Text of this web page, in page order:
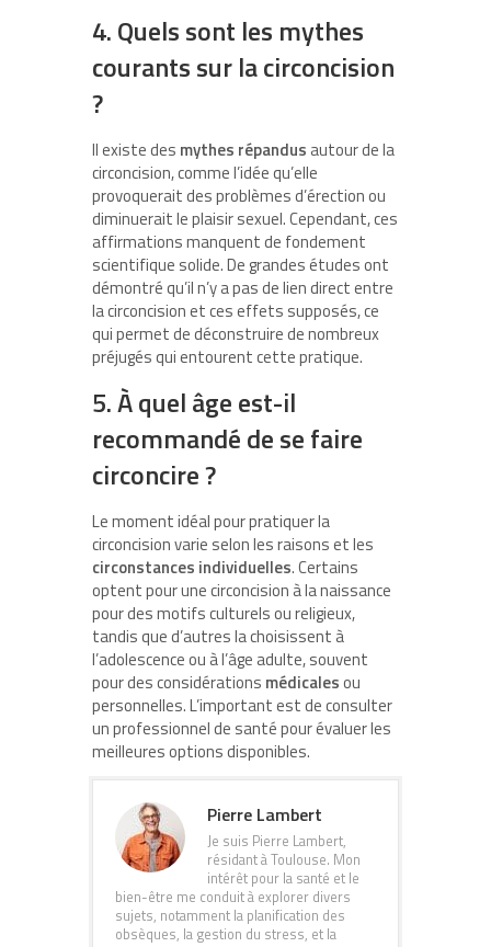
4. Quels sont les mythes
courants sur la circoncision
?
Il existe des mythes répandus autour de la
circoncision, comme l’idée qu’elle
provoquerait des problèmes d’érection ou
diminuerait le plaisir sexuel. Cependant, ces
affirmations manquent de fondement
scientifique solide. De grandes études ont
démontré qu’il n’y a pas de lien direct entre
la circoncision et ces effets supposés, ce
qui permet de déconstruire de nombreux
préjugés qui entourent cette pratique.
5. À quel âge est-il
recommandé de se faire
circoncire ?
Le moment idéal pour pratiquer la
circoncision varie selon les raisons et les
circonstances individuelles. Certains
optent pour une circoncision à la naissance
pour des motifs culturels ou religieux,
tandis que d’autres la choisissent à
l’adolescence ou à l’âge adulte, souvent
pour des considérations médicalesou
personnelles. L’important est de consulter
un professionnel de santé pour évaluer les
meilleures options disponibles.
Pierre Lambert
Je suis Pierre Lambert,
résidant à Toulouse. Mon
intérêt pour la santé et le
bien-être me conduit à explorer divers
sujets, notamment la planification des
obsèques, la gestion du stress, et la